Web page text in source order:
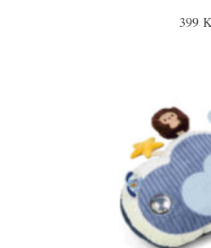
399